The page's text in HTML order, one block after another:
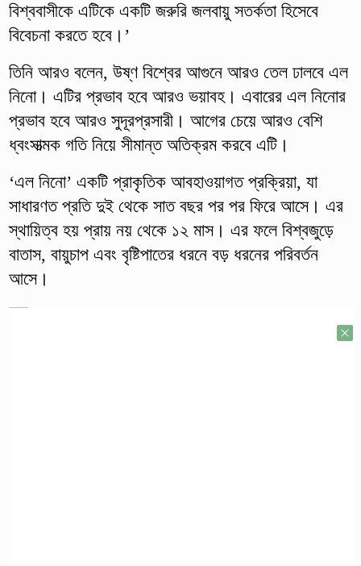
বিশ্ববাসীকে এটিকে একটি জরুরি জলবায়ু সতর্কতা হিসেবে
বিবেচনা করতে হবে।’
তিনি আরও বলেন, উষ্ণ বিশ্বের আগুনে আরও তেল ঢালবে এল
নিনো। এটির প্রভাব হবে আরও ভয়াবহ। এবারের এল নিনোর
প্রভাব হবে আরও সুদূরপ্রসারী। আগের চেয়ে আরও বেশি
ধ্বংসাত্মক গতি নিয়ে সীমান্ত অতিক্রম করবে এটি।
‘এল নিনো’ একটি প্রাকৃতিক আবহাওয়াগত প্রক্রিয়া, যা
সাধারণত প্রতি দুই থেকে সাত বছর পর পর ফিরে আসে। এর
স্থায়িত্ব হয় প্রায় নয় থেকে ১২ মাস। এর ফলে বিশ্বজুড়ে
বাতাস, বায়ুচাপ এবং বৃষ্টিপাতের ধরনে বড় ধরনের পরিবর্তন
আসে।